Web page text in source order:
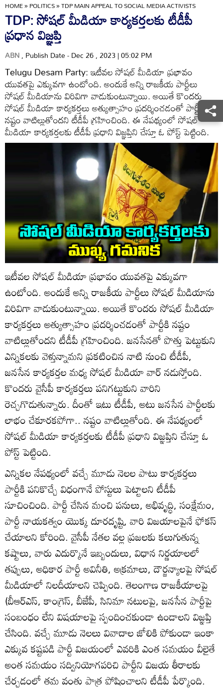
HOME»POLITICS»TDP MAIN APPEAL TO SOCIAL MEDIA ACTIVISTS
TDP: సోషల్ మీడియా కార్యకర్తలకు టీడీపీ
ప్రధాన విజ్ఞప్తి
ABN, Publish Date - Dec 26 , 2023 | 05:02 PM
Telugu Desam Party: ఇటీవల సోషల్ మీడియా ప్రభావం
యువతపై ఎక్కువగా ఉంటోంది. అందుకే అన్ని రాజకీయ పార్టీలు
సోషల్ మీడియాను విరివిగా వాడుకుంటున్నాయి. అయితే కొందరు
సోషల్ మీడియా కార్యకర్తలు అత్యుత్సాహం ప్రదర్శించడంతో పార్టీకి
నష్టం వాటిల్లుతోందని టీడీపీ గ్రహించింది. ఈ నేపథ్యంలో సోషల్
మీడియా కార్యకర్తలకు టీడీపీ ప్రధాని విజ్ఞప్తిని చేస్తూ ఓ పోస్ట్ పెట్టింది.
ఇటీవల సోషల్ మీడియా ప్రభావం యువతపై ఎక్కువగా
ఉంటోంది. అందుకే అన్ని రాజకీయ పార్టీలు సోషల్ మీడియాను
విరివిగా వాడుకుంటున్నాయి. అయితే కొందరు సోషల్ మీడియా
కార్యకర్తలు అత్యుత్సాహం ప్రదర్శించడంతో పార్టీకి నష్టం
వాటిల్లుతోందని టీడీపీ గ్రహించింది. జనసేనతో పొత్తు పెట్టుకుని
ఎన్నికలకు వెళ్తున్నామని ప్రకటించిన నాటి నుంచి టీడీపీ,
జనసేన కార్యకర్తల మధ్య సోషల్ మీడియా వార్ నడుస్తోంది.
కొందరు వైసీపీ కార్యకర్తలు పనిగట్టుకుని వారిని
రెచ్చగొడుతున్నారు. దీంతో ఇటు టీడీపీ, అటు జనసేన పార్టీలకు
లాభం చేకూరకపోగా.. నష్టం వాటిల్లుతోంది. ఈ నేపథ్యంలో
సోషల్ మీడియా కార్యకర్తలకు టీడీపీ ప్రధాని విజ్ఞప్తిని చేస్తూ ఓ
పోస్ట్ పెట్టింది.
ఎన్నికల నేపథ్యంలో వచ్చే మూడు నెలల పాటు కార్యకర్తలు
పార్టీకి పనికొచ్చే విధంగానే పోస్టులు పెట్టాలని టీడీపీ
సూచించింది. పార్టీ చేసిన మంచి పనులు, అభివృద్ధి, సంక్షేమం,
పార్టీ నాయకత్వం యొక్క దూరదృష్టి, వారి విజయాలపైనే ఫోకస్
చేయాలని కోరింది. వైసీపీ నేతల వల్ల ప్రజలకు కలుగుతున్న
కష్టాలు, వారు ఎదుర్కొనే ఇబ్బందులు, విధాన నిర్ణయాలలో
తప్పులు, అధికార పార్టీ అవినీతి, అక్రమాలు, దౌర్జన్యాలపై సోషల్
మీడియాలో నిలదీయాలని చెప్పింది. తెలంగాణ రాజకీయాలపై
(బీఆర్ఎస్, కాంగ్రెస్, బీజేపీ, సినిమా నటులపై, జనసేన పార్టీపై
సంబంధం లేని విషయాలపై స్పందించకుండా ఉండాలని విజ్ఞప్తి
చేసింది. వచ్చే మూడు నెలలు వివాదాల జోలికి పోకుండా ఇంకా
ఎక్కువ కష్టపడి పార్టీ విజయంలో ఎవరికి ఎంత సమయం వీలైతే
అంత సమయం సద్వినియోగపరిచి పార్టీని విజయ తీరాలకు
చేర్చడంలో తమ వంతు పాత్ర పోషించాలని టీడీపీ పేర్కొంది.